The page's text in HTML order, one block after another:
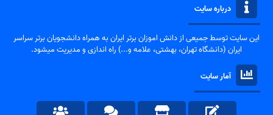
درباره سایت
این سایت توسط جمیعی از دانش اموزان برتر ایران به همراه دانشجویان برتر سراسر
ایران (دانشگاه تهران، بهشتی، علامه و...) راه اندازی و مدیریت میشود.
آمار سایت